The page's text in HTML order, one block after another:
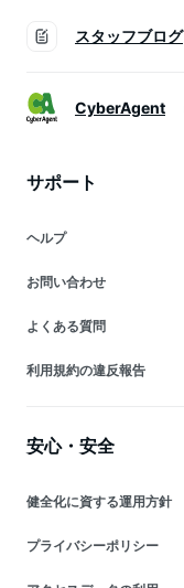
スタッフブログ
CyberAgent
サポート
ヘルプ
お問い合わせ
よくある質問
利用規約の違反報告
安心・安全
健全化に資する運用方針
プライバシーポリシー